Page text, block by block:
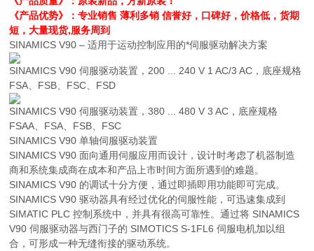
《产品优势》：专业销售 薄利多销 信誉好，口碑好，价格低，货期
短，大量现货,服务周到
SINAMICS V90 – 适用于运动控制应用的*伺服驱动解决方案
SINAMICS V90 伺服驱动装置，200 ... 240 V 1 AC/3 AC，底座规格
FSA、FSB、FSC、FSD
SINAMICS V90 伺服驱动装置，380 ... 480 V 3 AC，底座规格
FSAA、FSA、FSB、FSC
SINAMICS V90 单轴伺服驱动装置
SINAMICS V90 面向通用伺服应用而设计，设计时考虑了机器制造
商和系统集成商在成本和产品上市时间方面所遇到的难题。
SINAMICS V90 的调试十分方便，通过即插即用功能即可完成。
SINAMICS V90 驱动器具有经过优化的伺服性能，可迅速集成到
SIMATIC PLC 控制系统中，并具有很高可靠性。通过将 SINAMICS
V90 伺服驱动器与西门子的 SIMOTICS S-1FL6 伺服电机加以组
合，可形成一种无缝衔接的驱动系统。